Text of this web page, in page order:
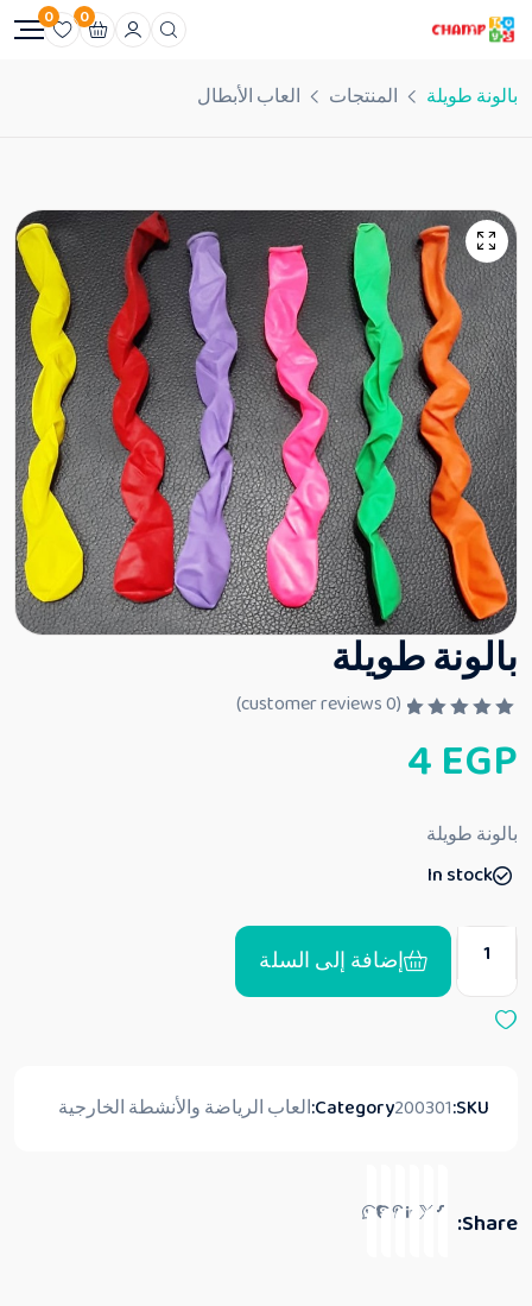
0
0
بالونة طويلة المنتجات العاب الأبطال
بالونة طويلة
م
ا
ي
م
ن
(
0
4EGP
بالونة طويلة
In stock
إضافة إلى السلة
SKU:
200301
Category: العاب الرياضة والأنشطة الخارجية
Share: